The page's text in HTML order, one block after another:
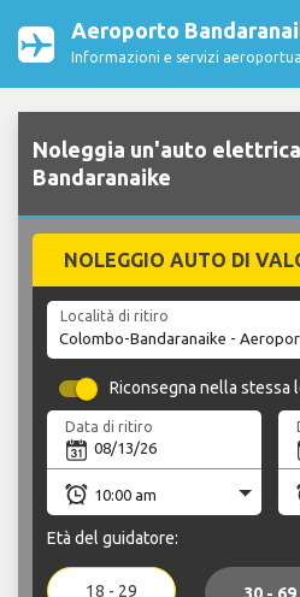
Aeroporto
Informazioni e servizi
Noleggia un'auto
Bandaranaike
NOLEGGIO AUTO DI
Località di ritiro
Riconsegna nella stessa
Data di ritiro
Età del guidatore:
18 - 29